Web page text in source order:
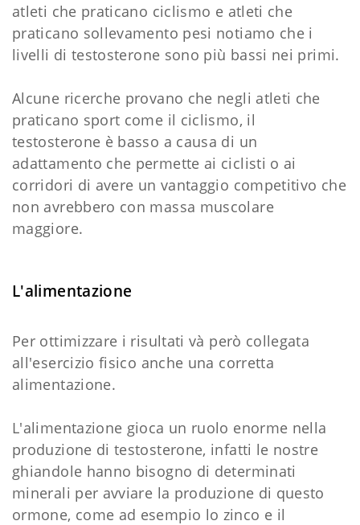
atleti che praticano ciclismo e atleti che
praticano sollevamento pesi notiamo che i
livelli di testosterone sono più bassi nei primi.
Alcune ricerche provano che negli atleti che
praticano sport come il ciclismo, il
testosterone è basso a causa di un
adattamento che permette ai ciclisti o ai
corridori di avere un vantaggio competitivo che
non avrebbero con massa muscolare
maggiore.
L'alimentazione
Per ottimizzare i risultati và però collegata
all'esercizio fisico anche una corretta
alimentazione.
L'alimentazione gioca un ruolo enorme nella
produzione di testosterone, infatti le nostre
ghiandole hanno bisogno di determinati
minerali per avviare la produzione di questo
ormone, come ad esempio lo zinco e il